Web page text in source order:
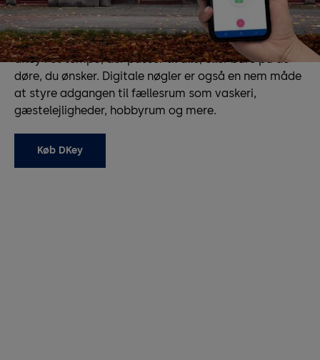
tilfælde af en nødsituation, eller hvis
vedligeholdelsespersonalet har brug for adgang, kan
dørene stadig åbnes med hovednøglen. Opgrader til
dKey i et tempo, der passer til alle, eller bare på de
døre, du ønsker. Digitale nøgler er også en nem måde
at styre adgangen til fællesrum som vaskeri,
gæstelejligheder, hobbyrum og mere.
Køb DKey